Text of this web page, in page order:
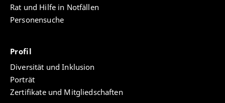
Rat und Hilfe in Notfällen
Personensuche
Profil
Diversität und Inklusion
Porträt
Zertifikate und Mitgliedschaften